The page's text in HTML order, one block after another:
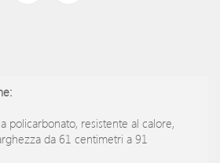
policarbonato, resistente al calore,
da 61 centimetri a 91